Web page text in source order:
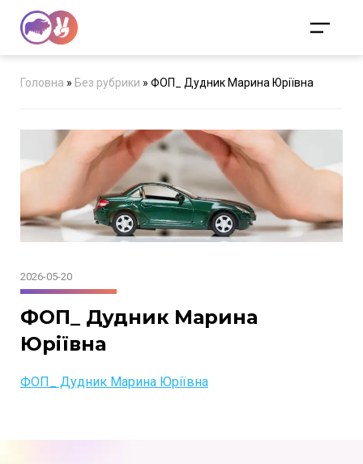
Головна » Без рубрики » ФОП_ Дудник Марина Юріївна
2026-05-20
ФОП_ Дудник Марина
Юріївна
ФОП_ Дудник Марина Юріївна